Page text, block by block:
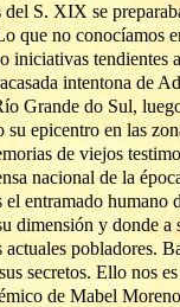
S. XIX se
que no conocíamos
iniciativas tendientes
intentona de
Grande do Sul,
epicentro en las
de viejos
nacional de la
el entramado
dimensión y donde
pobladores.
secretos. Ello nos
de Mabel